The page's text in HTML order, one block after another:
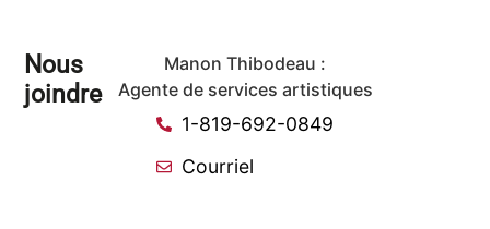
Nous
joindre
Manon Thibodeau :
Agente de services artistiques
1-819-692-0849
Courriel